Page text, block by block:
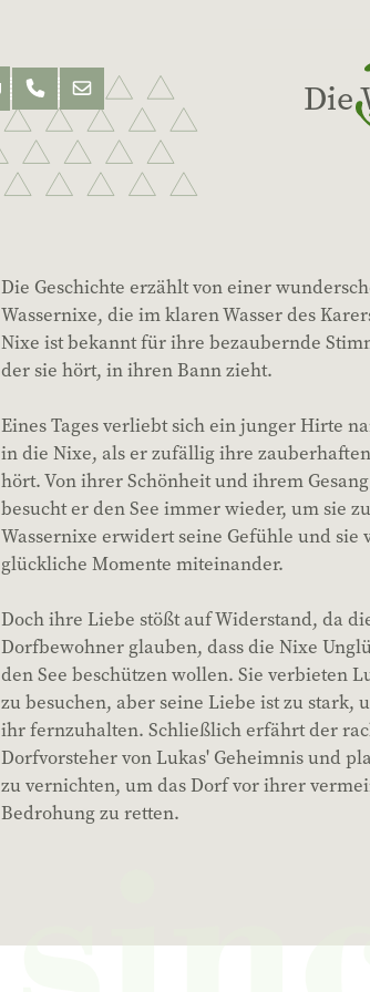
Die
Die Geschichte erzählt von einer
Wassernixe, die im klaren Wasser des
Nixe ist bekannt für ihre bezaubernde
der sie hört, in ihren Bann zieht.
Eines Tages verliebt sich ein junger Hirte
in die Nixe, als er zufällig ihre zauberhaften
hört. Von ihrer Schönheit und ihrem
besucht er den See immer wieder, um sie
Wassernixe erwidert seine Gefühle und sie
glückliche Momente miteinander.
Doch ihre Liebe stößt auf Widerstand, da
Dorfbewohner glauben, dass die Nixe
den See beschützen wollen. Sie verbieten
zu besuchen, aber seine Liebe ist zu stark,
ihr fernzuhalten. Schließlich erfährt der
Dorfvorsteher von Lukas' Geheimnis und
zu vernichten, um das Dorf vor ihrer
Bedrohung zu retten.